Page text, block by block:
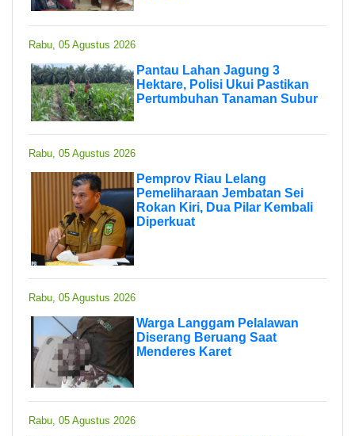
Rabu, 05 Agustus 2026
Pantau Lahan Jagung 3
Hektare, Polisi Ukui Pastikan
Pertumbuhan Tanaman Subur
Rabu, 05 Agustus 2026
Pemprov Riau Lelang
Pemeliharaan Jembatan Sei
Rokan Kiri, Dua Pilar Kembali
Diperkuat
Rabu, 05 Agustus 2026
Warga Langgam Pelalawan
Diserang Beruang Saat
Menderes Karet
Rabu, 05 Agustus 2026